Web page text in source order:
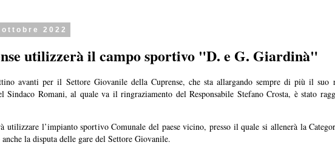
2022
utilizzerà il campo sportivo "D. e G. Giardinà"
avanti per il Settore Giovanile della Cuprense, che sta allargando sempre di più il
Sindaco Romani, al quale va il ringraziamento del Responsabile Stefano Crosta, è stato
utilizzare l’impianto sportivo Comunale del paese vicino, presso il quale si allenerà la
la disputa delle gare del Settore Giovanile.